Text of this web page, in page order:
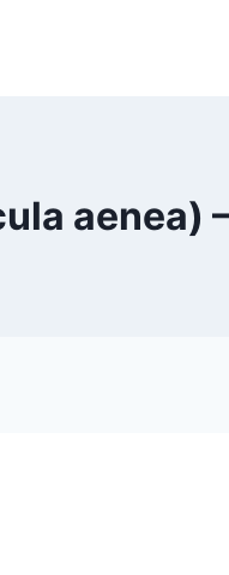
aenea)